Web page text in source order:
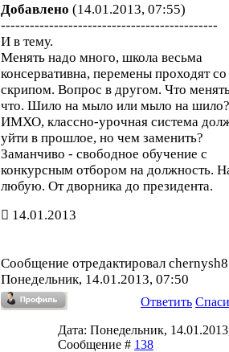
Добавлено (14.01.2013, 07:55)
---------------------------------------------
И в тему.
Менять надо много, школа весьма
консервативна, перемены проходят со
скрипом. Вопрос в другом. Что
что. Шило на мыло или мыло на шило?
ИМХО, классно-урочная система
уйти в прошлое, но чем заменить?
Заманчиво - свободное обучение с
конкурсным отбором на должность.
любую. От дворника до президента.
14.01.2013
Сообщение отредактировал chernysh8
Понедельник, 14.01.2013, 07:50
Ответить
Дата: Понедельник,
Сообщение # 138